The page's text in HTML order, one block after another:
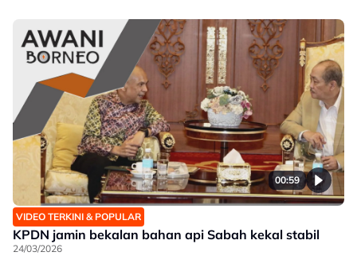
00:59
VIDEO TERKINI & POPULAR
KPDN jamin bekalan bahan api Sabah kekal stabil
24/03/2026